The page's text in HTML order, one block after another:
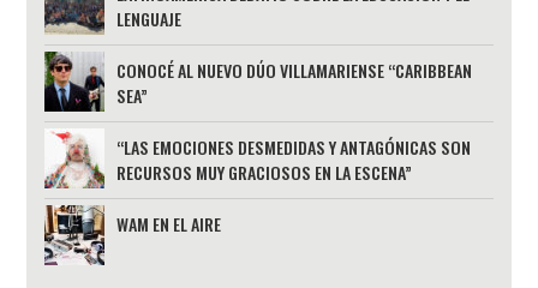
LENGUAJE
CONOCÉ AL NUEVO DÚO VILLAMARIENSE “CARIBBEAN
SEA”
“LAS EMOCIONES DESMEDIDAS Y ANTAGÓNICAS SON
RECURSOS MUY GRACIOSOS EN LA ESCENA”
WAM EN EL AIRE